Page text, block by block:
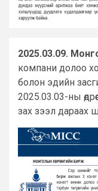
2025.03.09.
компани долоо
болон эдийн
2025.03.03-ны
зах зээл дараах